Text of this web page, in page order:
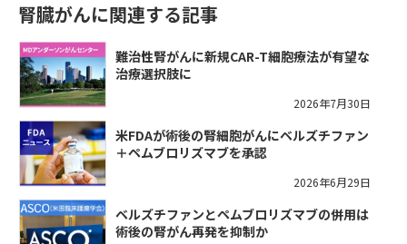
腎臓がんに関連する記事
難治性腎がんに新規CAR-T細胞療法が有望な
治療選択肢に
2026年7月30日
米FDAが術後の腎細胞がんにベルズチファン
＋ペムブロリズマブを承認
2026年6月29日
ベルズチファンとペムブロリズマブの併用は
術後の腎がん再発を抑制か